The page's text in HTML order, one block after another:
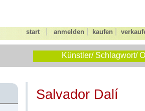
start anmelden kaufen
Künstler/ Schlagwort/
Salvador Dalí